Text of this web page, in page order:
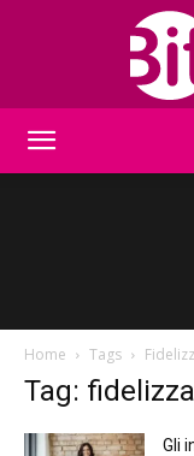
Home Tags
Tag:
Gli